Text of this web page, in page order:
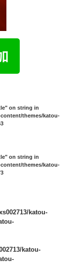
on string in
themes/katou-
on string in
themes/katou-
katou-
katou-